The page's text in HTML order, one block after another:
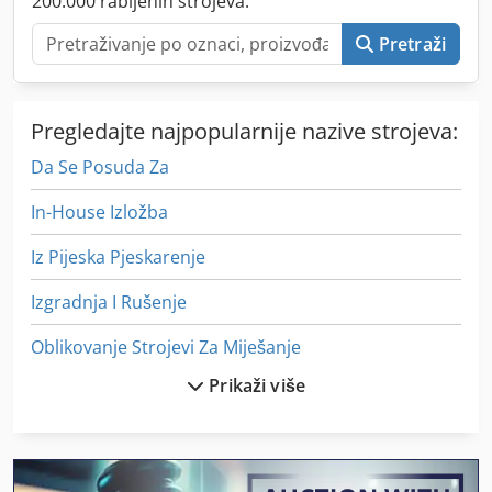
Pretraži
Pregledajte najpopularnije nazive strojeva:
Da Se Posuda Za
In-House Izložba
Iz Pijeska Pjeskarenje
Izgradnja I Rušenje
Oblikovanje Strojevi Za Miješanje
Okvir Za Prikaz
Prikaži više